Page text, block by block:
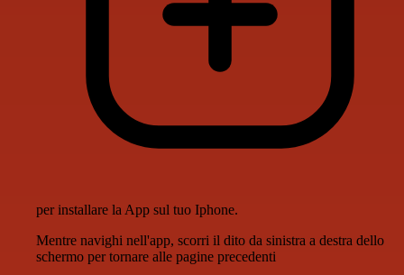
per installare la App sul tuo Iphone.
Mentre navighi nell'app, scorri il dito da sinistra a destra dello
schermo per tornare alle pagine precedenti